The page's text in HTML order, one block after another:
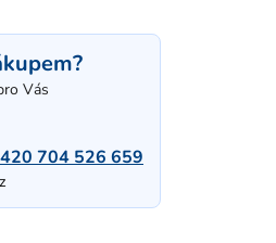
Vás
704 526 659